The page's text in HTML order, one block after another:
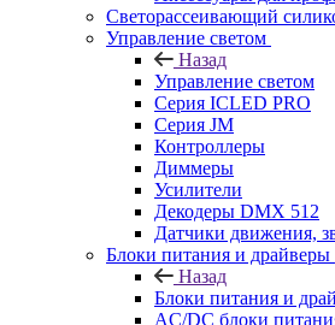
Светорассеивающий
Управление светом
Назад
Управление светом
Серия ICLED PRO
Серия JM
Контроллеры
Диммеры
Усилители
Декодеры DMX 512
Датчики движения,
Блоки питания и драйверы
Назад
Блоки питания и
AC/DC блоки